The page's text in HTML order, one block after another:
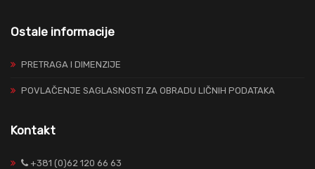
Ostale informacije
PRETRAGA I DIMENZIJE
POVLAČENJE SAGLASNOSTI ZA OBRADU LIČNIH PODATAKA
Kontakt
+381 (0)62 120 66 63